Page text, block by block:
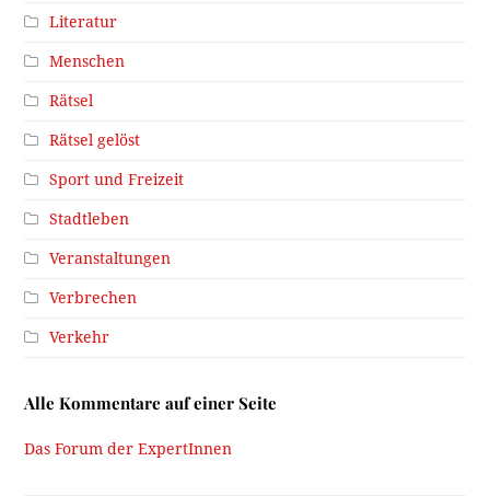
Literatur
Menschen
Rätsel
Rätsel gelöst
Sport und Freizeit
Stadtleben
Veranstaltungen
Verbrechen
Verkehr
Alle Kommentare auf einer Seite
Das Forum der ExpertInnen